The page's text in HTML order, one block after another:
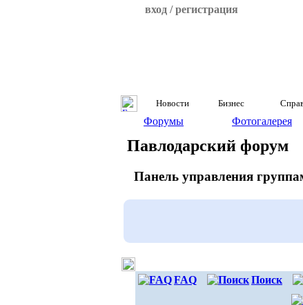
вход / регистрация
Новости Бизнес
Форумы Фотогалерея
Павлодарский форум
Панель управления
FAQ Поиск